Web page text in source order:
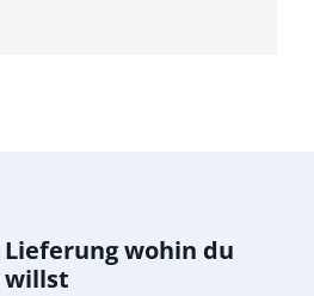
Lieferung wohin du
willst